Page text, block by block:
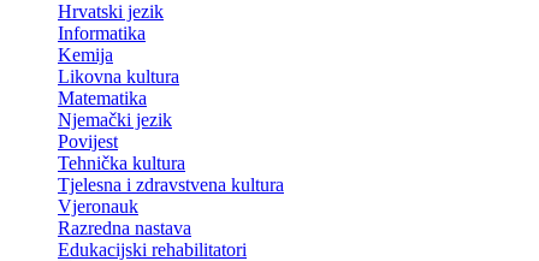
Hrvatski jezik
Informatika
Kemija
Likovna kultura
Matematika
Njemački jezik
Povijest
Tehnička kultura
Tjelesna i zdravstvena kultura
Vjeronauk
Razredna nastava
Edukacijski rehabilitatori